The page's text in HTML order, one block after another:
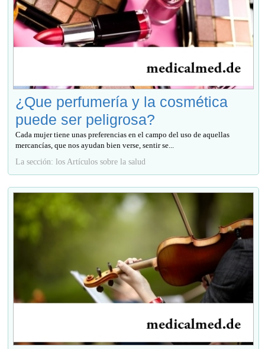
¿Que perfumería y la cosmética
puede ser peligrosa?
Cada mujer tiene unas preferencias en el campo del uso de aquellas
mercancías, que nos ayudan bien verse, sentir se...
La sección: los Artículos sobre la salud